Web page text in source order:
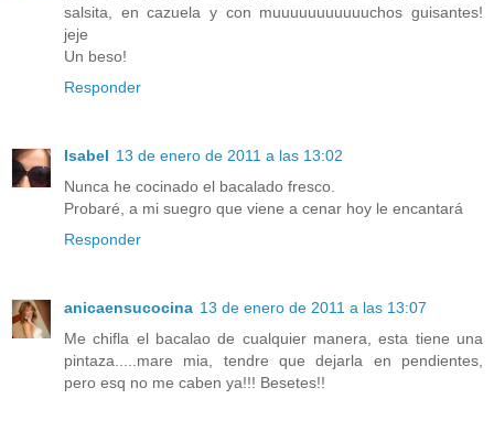
salsita, en cazuela y con muuuuuuuuuuuchos guisantes!
jeje
Un beso!
Responder
Isabel 13 de enero de 2011 a las 13:02
Nunca he cocinado el bacalado fresco.
Probaré, a mi suegro que viene a cenar hoy le encantará
Responder
anicaensucocina 13 de enero de 2011 a las 13:07
Me chifla el bacalao de cualquier manera, esta tiene una
pintaza.....mare mia, tendre que dejarla en pendientes,
pero esq no me caben ya!!! Besetes!!